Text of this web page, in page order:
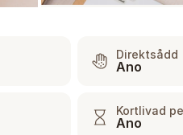
Direktsådd
Ano
Kortlivad
Ano